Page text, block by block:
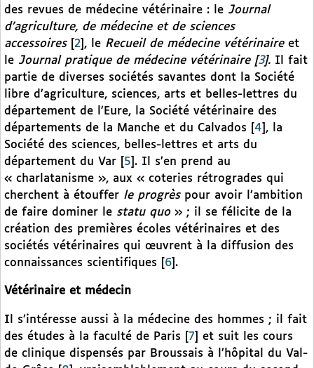
des revues de médecine vétérinaire : le Journal
d’agriculture, de médecine et de sciences
accessoires[ 2 , le Recueil de médecine vétérinaireet
le Journal pratique de médecine vétérinaire[3]. Il fait
partie de diverses sociétés savantes dont la Société
libre d’agriculture, sciences, arts et belles-lettres du
département de l’Eure, la Société vétérinaire des
départements de la Manche et du Calvados
4 , la
Société des sciences, belles-lettres et arts du
département du Var
5 . Il s’en prend au
« charlatanisme », aux « coteries rétrogrades qui
cherchent à étouffer le progrèspour avoir l’ambition
de faire dominer le statu quo» ; il se félicite de la
création des premières écoles vétérinaires et des
sociétés vétérinaires qui œuvrent à la diffusion des
connaissances scientifiques
6 .
Vétérinaire et médecin
Il s’intéresse aussi à la médecine des hommes ; il fait
des études à la faculté de Paris
7
et suit les cours
de clinique dispensés par Broussais à l’hôpital du Val-